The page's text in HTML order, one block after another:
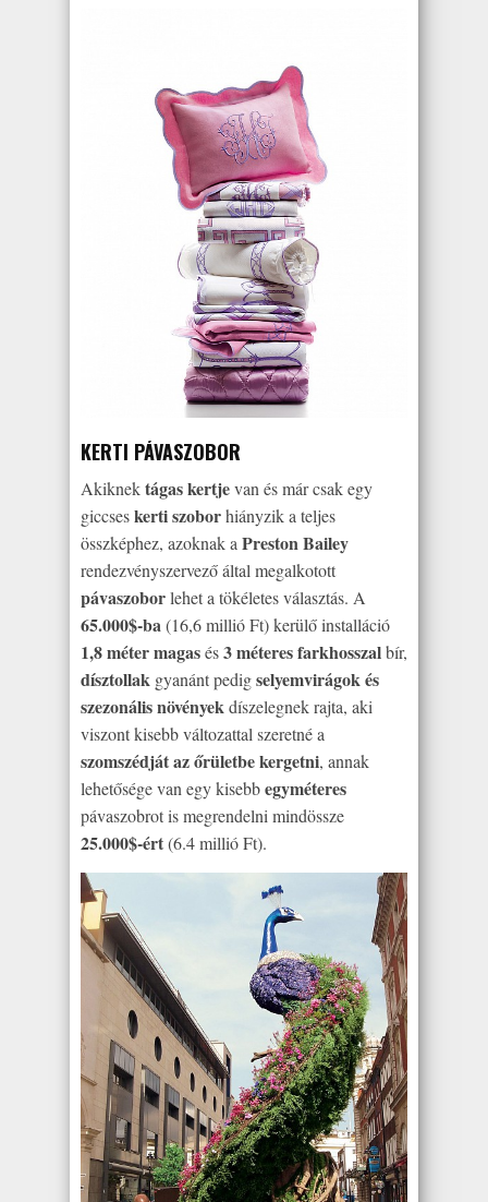
KERTI PÁVASZOBOR
Akiknektágas kertjevan és már csak egy
giccseskerti szoborhiányzik a teljes
összképhez, azoknak a Preston Bailey
rendezvényszervező által megalkotott
pávaszoborlehet a tökéletes választás. A
65.000$-ba(16,6 millió Ft) kerülő installáció
1,8 méter magasés3 méteres farkhosszalbír,
dísztollak gyanánt pedigselyemvirágok és
szezonális növényekdíszelegnek rajta, aki
viszont kisebb változattal szeretné a
szomszédját az őrületbe kergetni, annak
lehetősége van egy kisebbegyméteres
pávaszobrot is megrendelni mindössze
25.000$-ért(6.4 millió Ft).